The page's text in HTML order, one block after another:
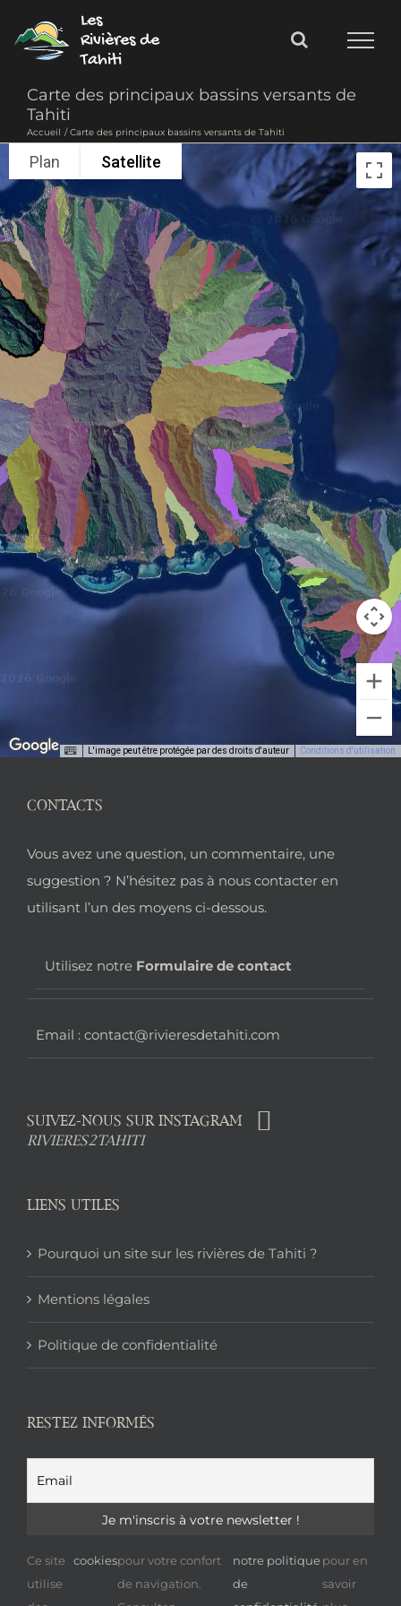
au
contenu
Les
Rivières de
Tahiti
Carte des principaux bassins versants de
Tahiti
Accueil Carte des principaux bassins versants de Tahiti
Plan Satellite
L'image peut être protégée par des droits d'auteur Conditions d'utilisation
Pied
de
page
CONTACTS
Vous avez une question, un commentaire, une
suggestion ? N’hésitez pas à nous contacter en
utilisant l’un des moyens ci-dessous.
Utilisez notre Formulaire de contact
Email : contact@rivieresdetahiti.com
SUIVEZ-NOUS SUR INSTAGRAM
RIVIERES2TAHITI
LIENS UTILES
Pourquoi un site sur les rivières de Tahiti ?
Mentions légales
Politique de confidentialité
RESTEZ INFORMÉS
Ce site
utilise
cookiespour votre confort
de navigation.
notre politique
de
pour en
savoir